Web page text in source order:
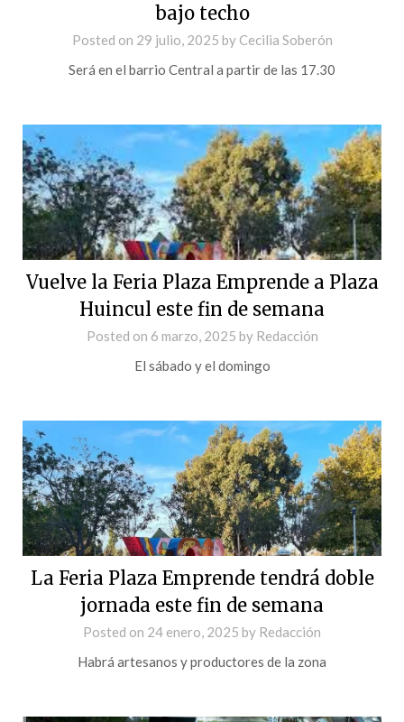
bajo techo
Posted on 29 julio, 2025 by Cecilia Soberón
Será en el barrio Central a partir de las 17.30
Vuelve la Feria Plaza Emprende a Plaza
Huincul este fin de semana
Posted on 6 marzo, 2025 by Redacción
El sábado y el domingo
La Feria Plaza Emprende tendrá doble
jornada este fin de semana
Posted on 24 enero, 2025 by Redacción
Habrá artesanos y productores de la zona